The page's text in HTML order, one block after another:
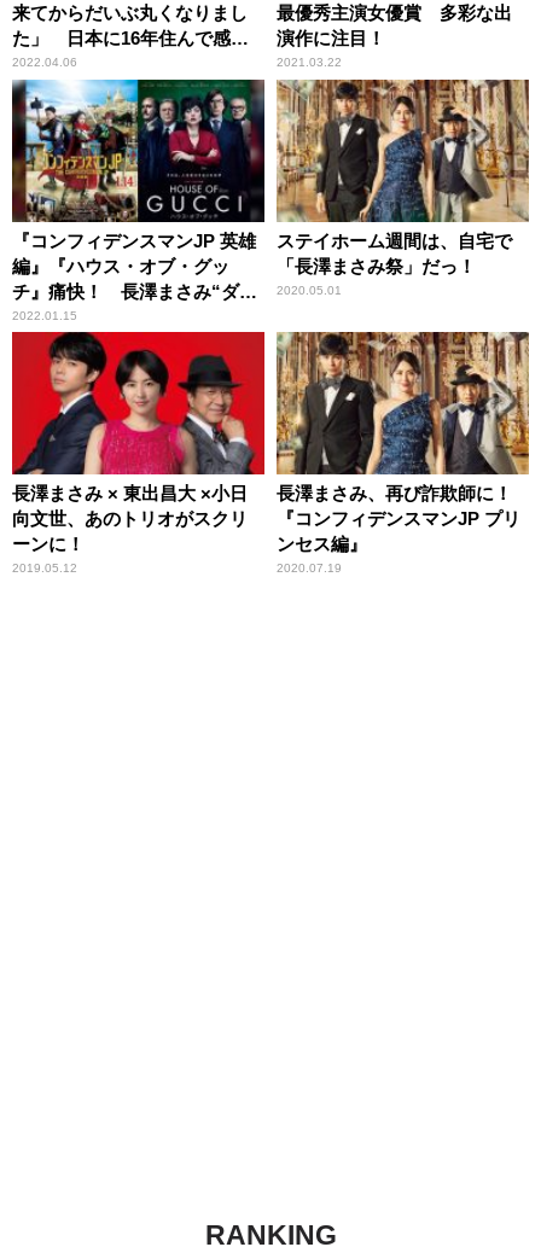
来てからだいぶ丸くなりまし
た」 日本に16年住んで感じ
た変化とは
2022.04.06
最優秀主演女優賞 多彩な出
演作に注目！
2021.03.22
『コンフィデンスマンJP 英雄
編』『ハウス・オブ・グッ
チ』痛快！ 長澤まさみ“ダー
子”＆レディー・ガガが “世紀
の悪女”に……
2022.01.15
ステイホーム週間は、自宅で
「長澤まさみ祭」だっ！
2020.05.01
長澤まさみ × 東出昌大 ×小日
向文世、あのトリオがスクリ
ーンに！
2019.05.12
長澤まさみ、再び詐欺師に！
『コンフィデンスマンJP プリ
ンセス編』
2020.07.19
RANKING